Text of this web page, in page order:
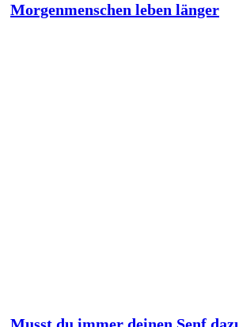
Morgenmenschen leben länger